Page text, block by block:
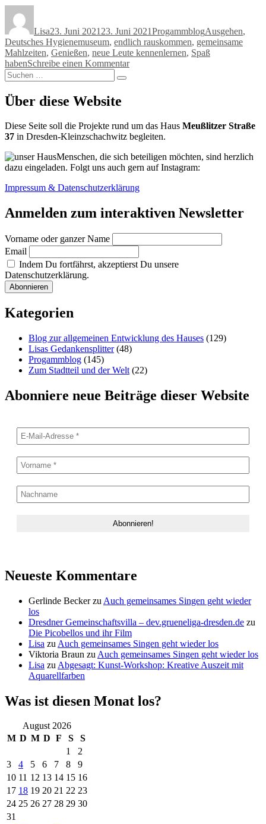
Lisa23. Juni 2021 23. Juni 2021ProgammblogAusgehen,
Deutsches Hygienemuseum, endlich rauskommen, gemeinsame
Mahlzeiten, Genießen, neue Leute kennenlernen, Spaß
habenSchreibe einen Kommentarzu
exklusiv
essen
Suchen
nach:
Suchen
Über diese Website
Diese Seite soll die Projekte rund um das Haus Meußlitzer Straße
37 in Dresden-Kleinzschachwitz begleiten.
Menschen, die sich beteiligen möchten, sind herzlich
dazu eingeladen. Folgt uns auch gern auf Instagram:
Impressum & Datenschutzerklärung
Anmelden zum interaktiven Newsletter
Vorname oder ganzer Name
Email
Indem Du fortfährst, akzeptierst Du unsere
Datenschutzerklärung.
Kategorien
Blog zur allgemeinen Entwicklung des Hauses (129)
Lisas Gedankensplitter(48)
Progammblog (145)
Zum Stadtteil und der Welt (22)
Abonniere neue Beiträge dieser Website
Neueste Kommentare
Gerlinde Beckerzu Auch gemeinsames Singen geht wieder
los
Dresdner Gemeinschaftsvilla – dev.grueneliga-dresden.de zu
Die Picobellos und ihr Film
Lisa zu Auch gemeinsames Singen geht wieder los
Viktoria Braun zu Auch gemeinsames Singen geht wieder los
Lisa zu Abgesagt: Kunst-Workshop: Kreative Auszeit mit
Aquarellfarben
Was ist diesen Monat los?
August 2026
M D M D F S
S
1
2
3
4 5 6 7 8
9
10 11 12 13 14 15 16
17 18 19 20 21 22 23
24 25 26 27 28 29 30
31